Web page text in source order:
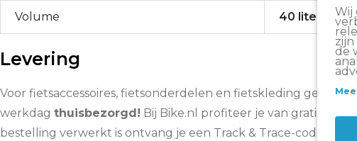
Volume 40 liter
Levering
Voor fietsaccessoires, fietsonderdelen en fietskleding geldt:
werkdag thuisbezorgd! Bij Bike.nl profiteer je van gratis
bestelling verwerkt is ontvang je een Track & Trace-code
Wij
de